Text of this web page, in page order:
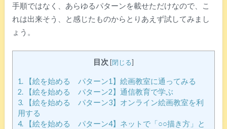
手順ではなく、あらゆるパターンを載せただけなので、こ
れは出来そう、と感じたものからとりあえず試してみまし
ょう。
目次 [閉じる]
1.【絵を始める パターン1】絵画教室に通ってみる
2.【絵を始める パターン2】通信教育で学ぶ
3.【絵を始める パターン3】オンライン絵画教室を利
用する
4.【絵を始める パターン4】ネットで「○○描き方」と